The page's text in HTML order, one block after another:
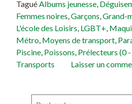
TaguéAlbums jeunesse,
Femmes noires,Garçons,Grand-
L'école des Loisirs, LGBT+,
Métro, Moyens de transport,
Piscine, Poissons, Prélecteurs (0 -
Transports
Laisser un